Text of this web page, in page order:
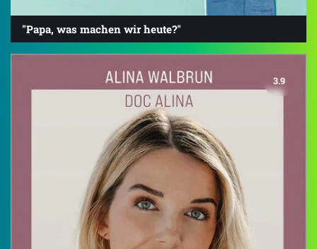
"Papa, was machen wir heute?"
3.9